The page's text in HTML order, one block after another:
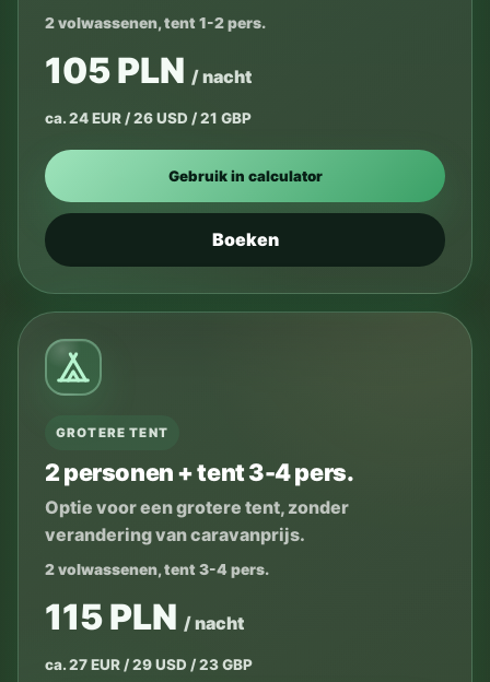
2 volwassenen, tent 1-2 pers.
105 PLN / nacht
ca. 24 EUR / 26 USD / 21 GBP
Gebruik in calculator
Boeken
GROTERE TENT
2 personen + tent 3-4 pers.
Optie voor een grotere tent, zonder
verandering van caravanprijs.
2 volwassenen, tent 3-4 pers.
115 PLN / nacht
ca. 27 EUR / 29 USD / 23 GBP